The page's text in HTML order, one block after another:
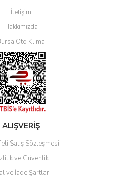
Yorum Yaz
İletişim
Hakkımızda
Oto Klima
ALIŞVERİŞ
Satış Sözleşmesi
ve Güvenlik
ve İade Şartları